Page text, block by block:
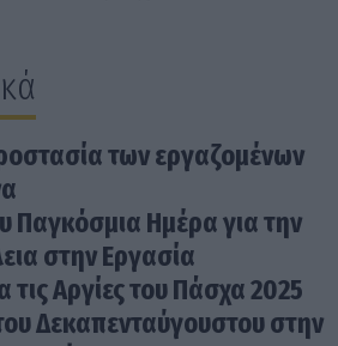
των εργαζομένων
Παγκόσμια Ημέρα για την
στην Εργασία
τις Αργίες του Πάσχα 2025
Δεκαπενταύγουστου στην